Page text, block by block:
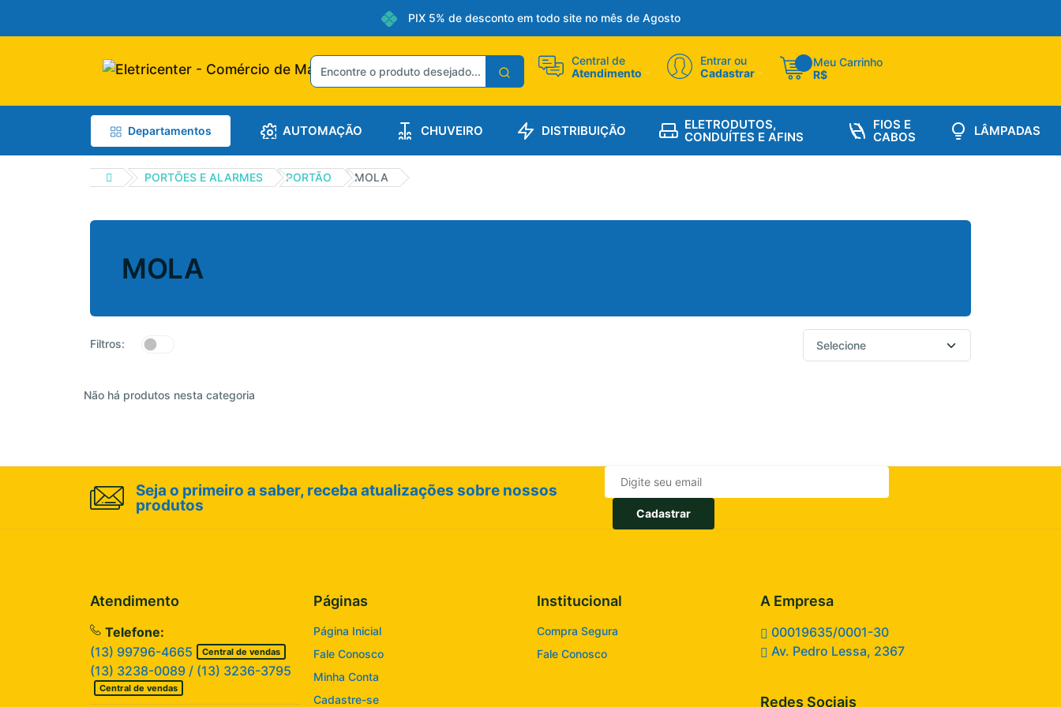
PIX 5% de desconto em todo site no mês de Agosto
Central de
Atendimento
Entrar ou
Cadastrar
Meu Carrinho
R$
Departamentos AUTOMAÇÃO CHUVEIRO DISTRIBUIÇÃO
ELETRODUTOS,
CONDUÍTES E AFINS
FIOS E
CABOS
LÂMPADAS
PORTÕES E ALARMES PORTÃO MOLA
MOLA
Filtros:
Não há produtos nesta categoria
Seja o primeiro a saber, receba atualizações sobre nossos
produtos
Cadastrar
Atendimento
Telefone:
(13) 99796-4665
Central de vendas
(13) 3238-0089 / (13) 3236-3795
Central de vendas
Páginas
Página Inicial
Fale Conosco
Minha Conta
Cadastre-se
Institucional
Compra Segura
Fale Conosco
A Empresa
00019635/0001-30
Av. Pedro Lessa, 2367
Redes Sociais